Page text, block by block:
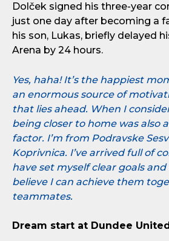
Dolček signed his three-year
just one day after becoming a
his son, Lukas, briefly delayed
Arena by 24 hours.
Yes, haha! It’s the happiest
an enormous source of
that lies ahead. When I
being closer to home was also
factor. I’m from Podravske
Koprivnica. I’ve arrived full of
have set myself clear goals and
believe I can achieve them
teammates.
Dream start at Dundee